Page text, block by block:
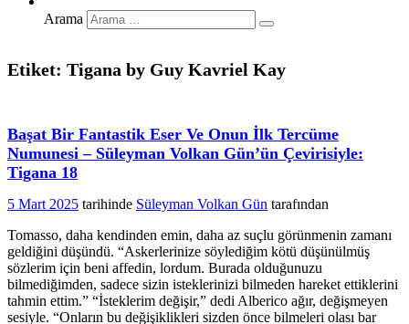
Arama
Etiket: Tigana by Guy Kavriel Kay
Başat Bir Fantastik Eser Ve Onun İlk Tercüme
Numunesi – Süleyman Volkan Gün’ün Çevirisiyle:
Tigana 18
5 Mart 2025 tarihinde Süleyman Volkan Gün tarafından
Tomasso, daha kendinden emin, daha az suçlu görünmenin zamanı
geldiğini düşündü. “Askerlerinize söylediğim kötü düşünülmüş
sözlerim için beni affedin, lordum. Burada olduğunuzu
bilmediğimden, sadece sizin isteklerinizi bilmeden hareket ettiklerini
tahmin ettim.” “İsteklerim değişir,” dedi Alberico ağır, değişmeyen
sesiyle. “Onların bu değişiklikleri sizden önce bilmeleri olası bar